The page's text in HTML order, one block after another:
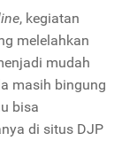
, kegiatan
melelahkan
mudah
masih bingung
bisa
di situs DJP